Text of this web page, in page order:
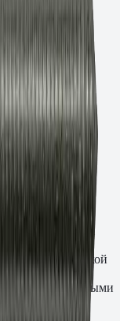
мм. ТДЦ
для
и
химической
ТДЦ
с инъекционными
600 и PE-SF.
по